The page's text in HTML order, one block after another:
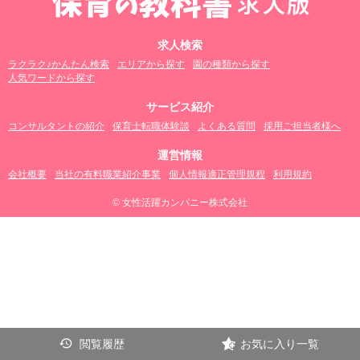
求人検索
ラクラク♪かんたん検索 エリアから探す
園の種類から探す
人気ワードから探す
サービス紹介
コンサルタントの紹介 保育士転職体験談 よくある質問 採用ご担当者様へ
運営情報
会社概要 当社の有料職業紹介事業 個人情報適正管理規程 利用規約
© 女性活躍カンパニー株式会社
閲覧履歴 お気に入り一覧